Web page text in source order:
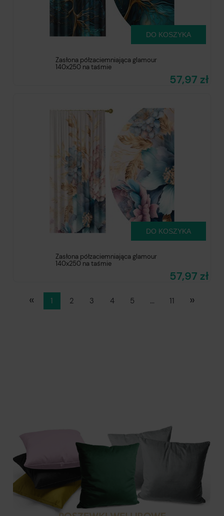
Zasłona półzaciemniająca glamour
140x250 na taśmie
57,97 zł
DO KOSZYKA
Zasłona półzaciemniająca glamour
140x250 na taśmie
57,97 zł
DO KOSZYKA
« 1 2 3 4 5 ... 11 »